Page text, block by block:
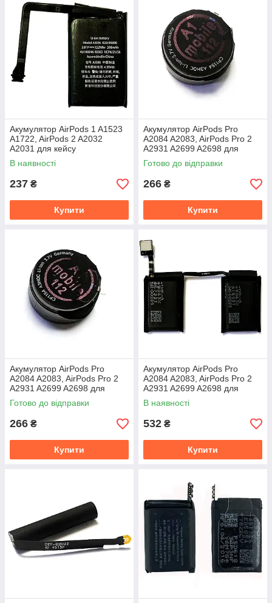
Акумулятор AirPods 1 A1523
A1722, AirPods 2 A2032
A2031 для кейсу
В наявності
237 ₴
Купити
Акумулятор AirPods Pro
A2084 A2083, AirPods Pro 2
A2931 A2699 A2698 для
навушників (лівий)
Готово до відправки
266 ₴
Купити
Акумулятор AirPods Pro
A2084 A2083, AirPods Pro 2
A2931 A2699 A2698 для
навушників (правий)
Готово до відправки
266 ₴
Купити
Акумулятор AirPods Pro
A2084 A2083, AirPods Pro 2
A2931 A2699 A2698 для
кейса
В наявності
532 ₴
Купити